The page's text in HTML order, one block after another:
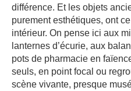
différence. Et les objets
purement esthétiques, ont
intérieur. On pense ici aux
lanternes d’écurie, aux
pots de pharmacie en
seuls, en point focal ou
scène vivante, presque